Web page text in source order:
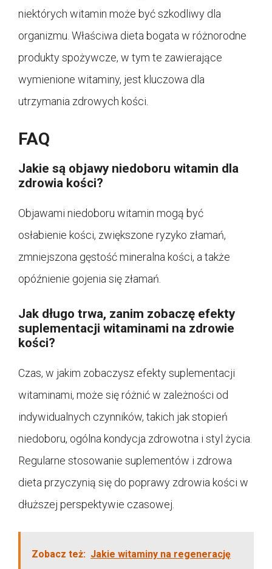
niektórych witamin może być szkodliwy dla
organizmu. Właściwa dieta bogata w różnorodne
produkty spożywcze, w tym te zawierające
wymienione witaminy, jest kluczowa dla
utrzymania zdrowych kości.
FAQ
Jakie są objawy niedoboru witamin dla
zdrowia kości?
Objawami niedoboru witamin mogą być
osłabienie kości, zwiększone ryzyko złamań,
zmniejszona gęstość mineralna kości, a także
opóźnienie gojenia się złamań.
Jak długo trwa, zanim zobaczę efekty
suplementacji witaminami na zdrowie
kości?
Czas, w jakim zobaczysz efekty suplementacji
witaminami, może się różnić w zależności od
indywidualnych czynników, takich jak stopień
niedoboru, ogólna kondycja zdrowotna i styl życia.
Regularne stosowanie suplementów i zdrowa
dieta przyczynią się do poprawy zdrowia kości w
dłuższej perspektywie czasowej.
Zobacz też: Jakie witaminy na regenerację